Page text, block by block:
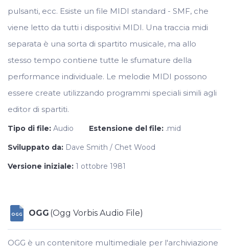
pulsanti, ecc. Esiste un file MIDI standard - SMF, che
viene letto da tutti i dispositivi MIDI. Una traccia midi
separata è una sorta di spartito musicale, ma allo
stesso tempo contiene tutte le sfumature della
performance individuale. Le melodie MIDI possono
essere create utilizzando programmi speciali simili agli
editor di spartiti.
Tipo di file: Audio Estensione del file: .mid
Sviluppato da: Dave Smith / Chet Wood
Versione iniziale: 1 ottobre 1981
OGG OGG (Ogg Vorbis Audio File)
OGG è un contenitore multimediale per l'archiviazione